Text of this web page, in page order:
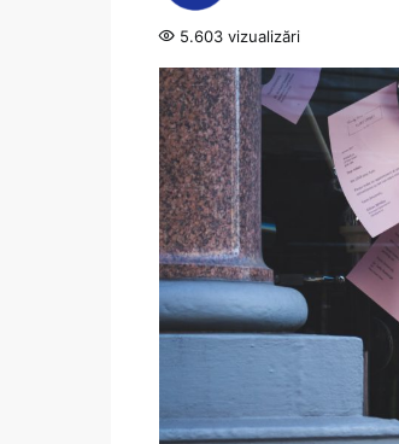
5.603 vizualizări